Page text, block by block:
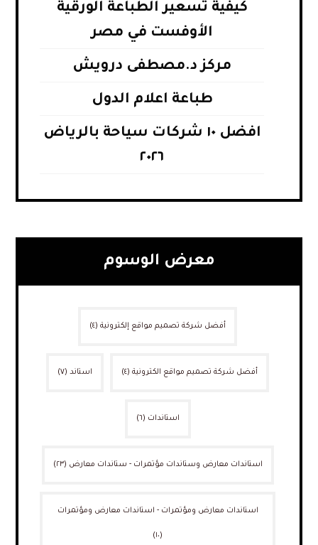
كيفية تسعير الطباعة الورقية
الأوفست في مصر
مركز د.مصطفى درويش
طباعة اعلام الدول
افضل ١٠ شركات سياحة بالرياض
٢٠٢٦
معرض الوسوم
أفضل شركة تصميم مواقع إلكترونية (٤)
أفضل شركة تصميم مواقع الكترونية (٤) استاند (٧)
استاندات (٦)
استاندات معارض وستاندات مؤتمرات - ستاندات معارض (٢٣)
استاندات معارض ومؤتمرات - استاندات معارض ومؤتمرات
(١٠)